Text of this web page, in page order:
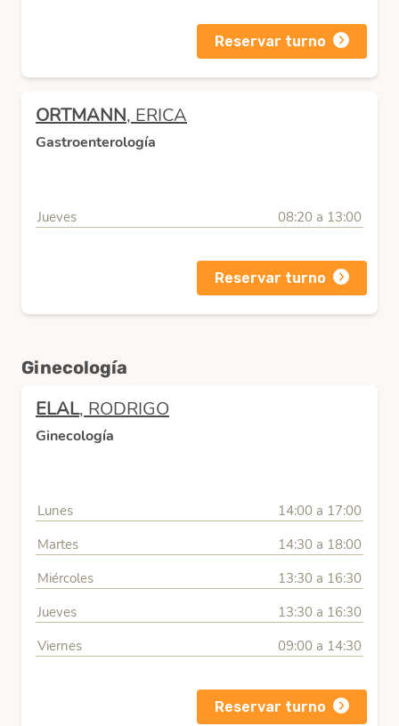
Reservar turno
ORTMANN, ERICA
Gastroenterología
Jueves 08:20 a 13:00
Reservar turno
Ginecología
ELAL, RODRIGO
Ginecología
Lunes
14:00 a 17:00
Martes
14:30 a 18:00
Miércoles
13:30 a 16:30
Jueves
13:30 a 16:30
Viernes
09:00 a 14:30
Reservar turno